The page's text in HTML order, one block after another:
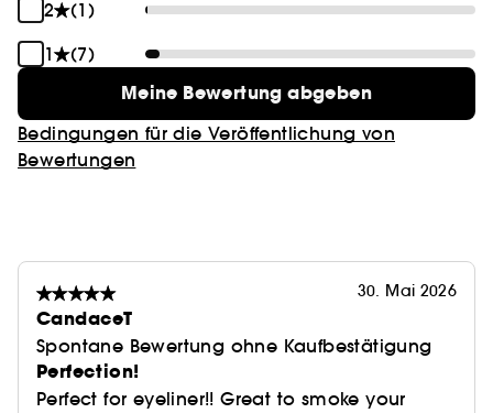
2
(1)
1
(7)
Meine Bewertung abgeben
Bedingungen für die Veröffentlichung von
Bewertungen
30. Mai 2026
CandaceT
Spontane Bewertung ohne Kaufbestätigung
Perfection!
Perfect for eyeliner!! Great to smoke your